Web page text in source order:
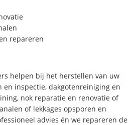
repareren
helpen bij het herstellen van uw
en inspectie, dakgotenreiniging en
nok reparatie en renovatie of
of lekkages opsporen en
advies én we repareren de